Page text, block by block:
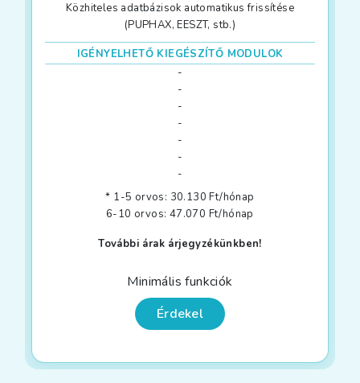
Közhiteles adatbázisok automatikus frissítése
(PUPHAX, EESZT, stb.)
IGÉNYELHETŐ KIEGÉSZÍTŐ MODULOK
-
-
-
-
-
-
-
* 1-5 orvos: 30.130 Ft/hónap
6-10 orvos: 47.070 Ft/hónap
További árak árjegyzékünkben!
Minimális funkciók
Érdekel